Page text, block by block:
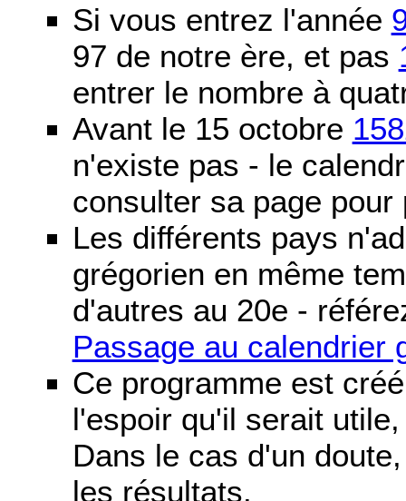
Si vous entrez l'année
97 de notre ère, et pas
entrer le nombre à
Avant le 15 octobre
n'existe pas - le
consulter sa page pour
Les différents pays
grégorien en même
d'autres au 20e -
Passage au calendrier
Ce programme est
l'espoir qu'il serait
Dans le cas d'un
les résultats.